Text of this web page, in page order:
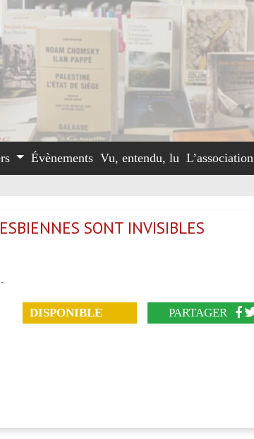
Évènements Vu, entendu, lu L’association
SONT INVISIBLES
DISPONIBLE PARTAGER